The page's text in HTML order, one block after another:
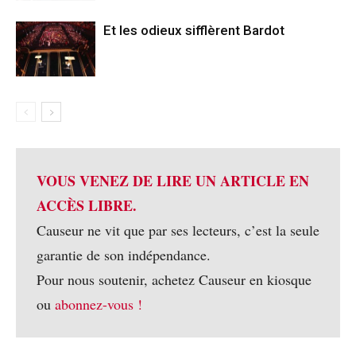
Et les odieux sifflèrent Bardot
VOUS VENEZ DE LIRE UN ARTICLE EN
ACCÈS LIBRE.
Causeur ne vit que par ses lecteurs, c’est la seule
garantie de son indépendance.
Pour nous soutenir, achetez Causeur en kiosque
ou abonnez-vous !